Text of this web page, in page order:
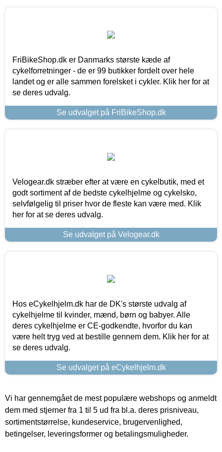
FriBikeShop.dk er Danmarks største kæde af
cykelforretninger - de er 99 butikker fordelt over hele
landet og er alle sammen forelsket i cykler. Klik her for at
se deres udvalg.
Se udvalget på FriBikeShop.dk
Velogear.dk stræber efter at være en cykelbutik, med et
godt sortiment af de bedste cykelhjelme og cykelsko,
selvfølgelig til priser hvor de fleste kan være med. Klik
her for at se deres udvalg.
Se udvalget på Velogear.dk
Hos eCykelhjelm.dk har de DK's største udvalg af
cykelhjelme til kvinder, mænd, børn og babyer. Alle
deres cykelhjelme er CE-godkendte, hvorfor du kan
være helt tryg ved at bestille gennem dem. Klik her for at
se deres udvalg.
Se udvalget på eCykelhjelm.dk
Vi har gennemgået de mest populære webshops og anmeldt
dem med stjerner fra 1 til 5 ud fra bl.a. deres prisniveau,
sortimentstørrelse, kundeservice, brugervenlighed,
betingelser, leveringsformer og betalingsmuligheder.